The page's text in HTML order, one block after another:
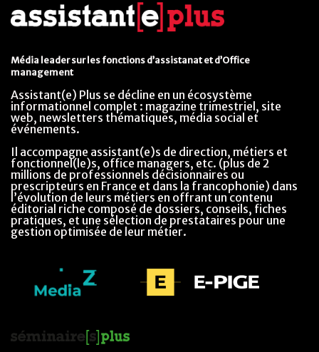
Média leader sur les fonctions d’assistanat et d’Office
management
Assistant(e) Plus se décline en un écosystème
informationnel complet : magazine trimestriel, site
web, newsletters thématiques, média social et
événements.
Il accompagne assistant(e)s de direction, métiers et
fonctionnel(le)s, office managers, etc. (plus de 2
millions de professionnels décisionnaires ou
prescripteurs en France et dans la francophonie) dans
l’évolution de leurs métiers en offrant un contenu
éditorial riche composé de dossiers, conseils, fiches
pratiques, et une sélection de prestataires pour une
gestion optimisée de leur métier.